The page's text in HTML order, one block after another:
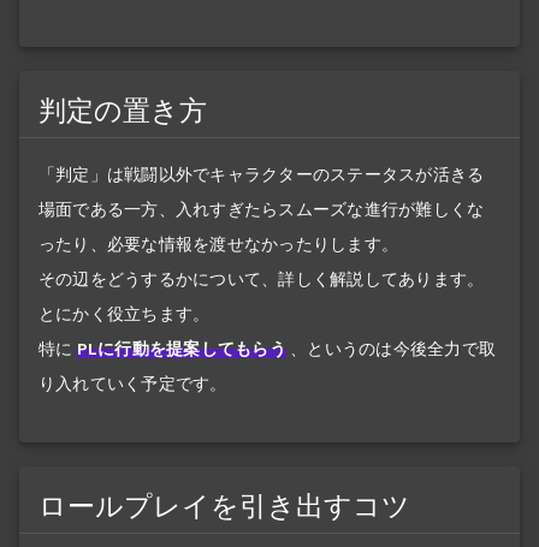
判定の置き方
「判定」は戦闘以外でキャラクターのステータスが活きる
場面である一方、入れすぎたらスムーズな進行が難しくな
ったり、必要な情報を渡せなかったりします。
その辺をどうするかについて、詳しく解説してあります。
とにかく役立ちます。
特に PLに行動を提案してもらう
、というのは今後全力で取
り入れていく予定です。
ロールプレイを引き出すコツ